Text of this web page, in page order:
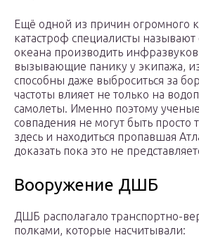
Ещё одной из причин огромного
катастроф специалисты называют
океана производить
вызывающие панику у экипажа,
способны даже выброситься за
частоты влияет не только на
самолеты. Именно поэтому
совпадения не могут быть просто
здесь и находиться пропавшая
доказать пока это не
Вооружение ДШБ
ДШБ располагало транспортно-
полками, которые насчитывали: